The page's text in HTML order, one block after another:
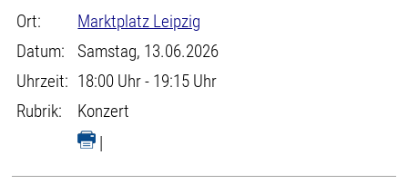
Ort:
Marktplatz Leipzig
Datum:
Samstag, 13.06.2026
Uhrzeit: 18:00 Uhr - 19:15 Uhr
Rubrik:
Konzert
|